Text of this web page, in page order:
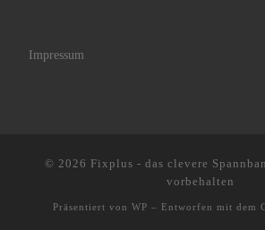
Impressum
© 2026 Fixplus - das clevere
vorbehalten
Präsentiert von WP – Entworfen mit dem